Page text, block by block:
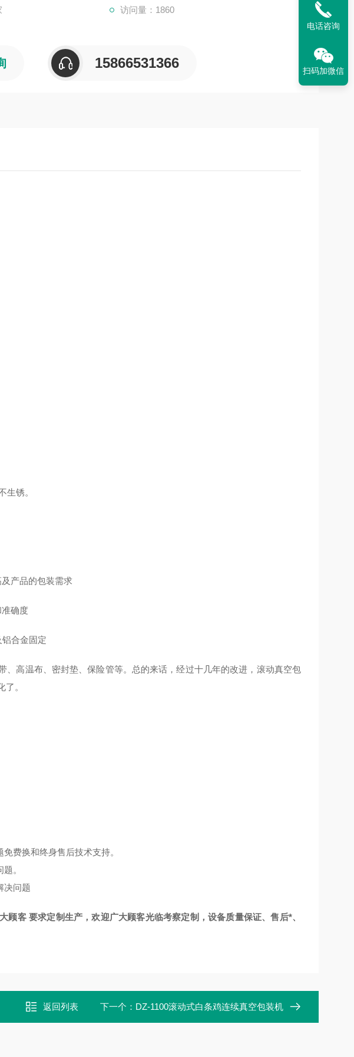
访问量：1860
15866531366
生锈。
产品的包装需求
确度
合金固定
、高温布、密封垫、保险管等。总的来话，经过十几年的改进，滚动真空包
。
费换和终身售后技术支持。
。
决问题
顾客 要求定制生产，欢迎广大顾客光临考察定制，设备质量保证、售后*、
返回列表 下一个： DZ-1100滚动式白条鸡连续真空包装机
电话咨询
扫码加微信